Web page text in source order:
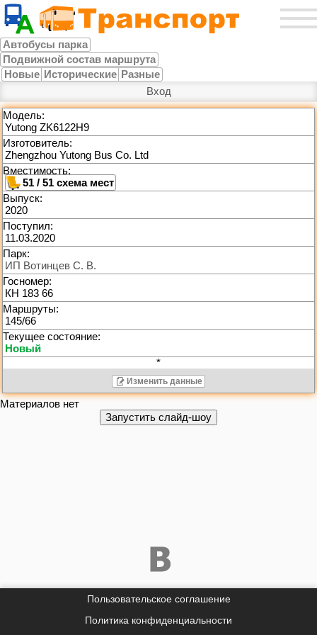
Автобусы парка
Подвижной состав маршрута
Новые Исторические Разные
Вход
Модель:
Yutong ZK6122H9
Изготовитель:
Zhengzhou Yutong Bus Co. Ltd
Вместимость:
51 / 51
Выпуск:
2020
Поступил:
11.03.2020
Парк:
ИП Вотинцев С. В.
Госномер:
КН 183 66
Маршруты:
145/66
*
Изменить данные
Материалов нет
Пользовательское соглашение
Политика конфиденциальности